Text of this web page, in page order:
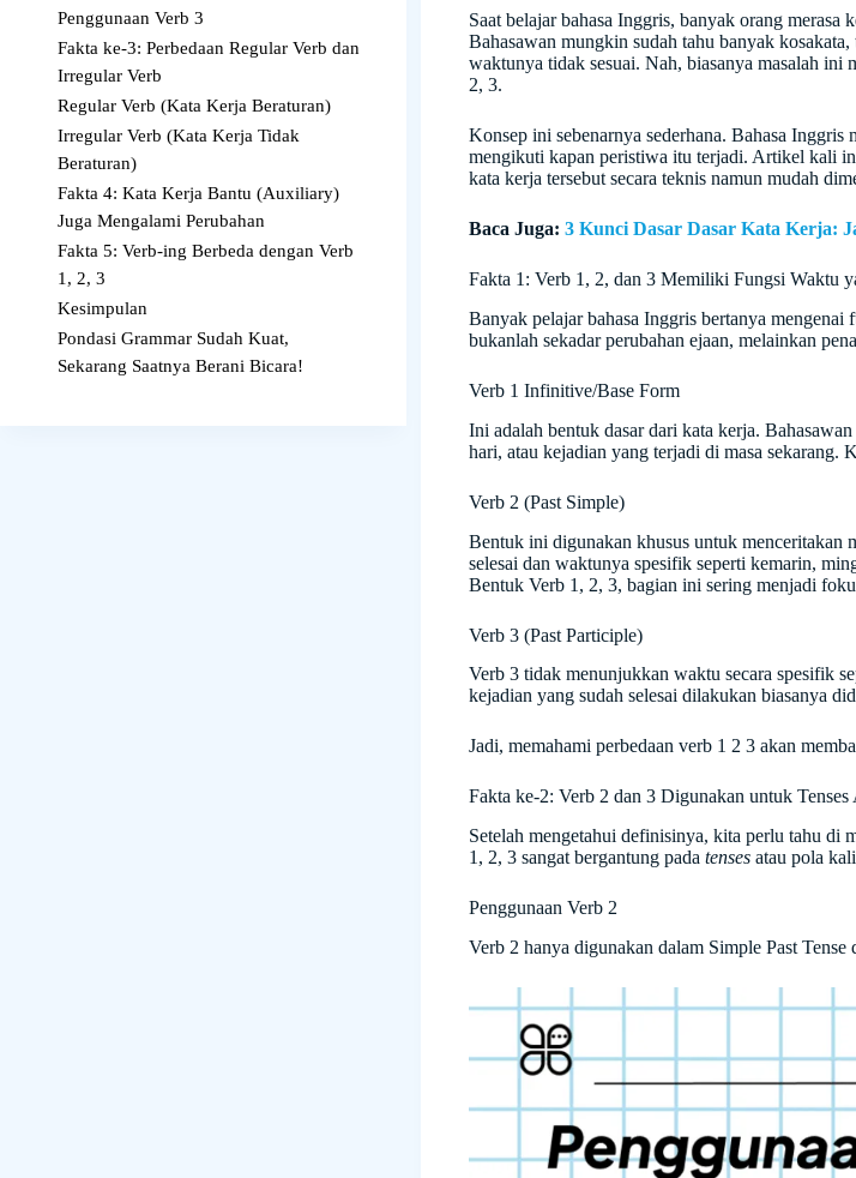
Saat belajar bahasa Inggris, banyak orang
Bahasawan mungkin sudah tahu banyak
waktunya tidak sesuai. Nah, biasanya masalah ini
2, 3.
Konsep ini sebenarnya sederhana. Bahasa
mengikuti kapan peristiwa itu terjadi. Artikel kali
kata kerja tersebut secara teknis namun mudah
Baca Juga: 3 Kunci Dasar Dasar Kata Kerja:
Fakta 1: Verb 1, 2, dan 3 Memiliki Fungsi Waktu
Banyak pelajar bahasa Inggris bertanya
bukanlah sekadar perubahan ejaan, melainkan
Verb 1 Infinitive/Base Form
Ini adalah bentuk dasar dari kata kerja.
hari, atau kejadian yang terjadi di masa sekarang.
Verb 2 (Past Simple)
Bentuk ini digunakan khusus untuk menceritakan
selesai dan waktunya spesifik seperti kemarin,
Bentuk Verb 1, 2, 3, bagian ini sering menjadi
Verb 3 (Past Participle)
Verb 3 tidak menunjukkan waktu secara spesifik
kejadian yang sudah selesai dilakukan biasanya
Jadi, memahami perbedaan verb 1 2 3 akan
Fakta ke-2: Verb 2 dan 3 Digunakan untuk Tenses
Setelah mengetahui definisinya, kita perlu tahu di
1, 2, 3 sangat bergantung pada tensesatau pola
Penggunaan Verb 2
Verb 2 hanya digunakan dalam Simple Past
Penggunaan Verb 3
Fakta ke-3: Perbedaan Regular Verb dan
Irregular Verb
Regular Verb (Kata Kerja Beraturan)
Irregular Verb (Kata Kerja Tidak
Beraturan)
Fakta 4: Kata Kerja Bantu (Auxiliary)
Juga Mengalami Perubahan
Fakta 5: Verb-ing Berbeda dengan Verb
1, 2, 3
Kesimpulan
Pondasi Grammar Sudah Kuat,
Sekarang Saatnya Berani Bicara!